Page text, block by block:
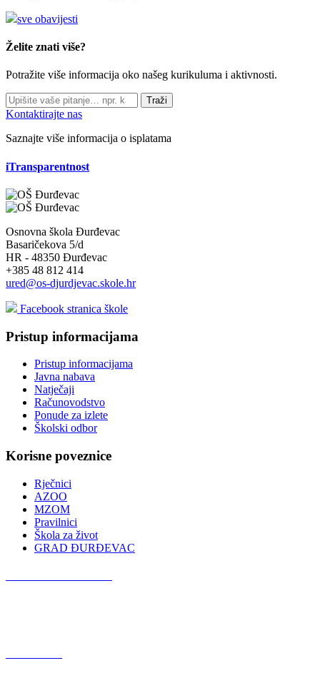
sve obavijesti
Želite znati više?
Potražite više informacija oko našeg kurikuluma i aktivnosti.
Traži
Kontaktirajte nas
Saznajte više informacija o isplatama
iTransparentnost
Osnovna škola Đurđevac
Basaričekova 5/d
HR - 48350 Đurđevac
+385 48 812 414
ured@os-djurdjevac.skole.hr
Facebook stranica škole
Pristup informacijama
Pristup informacijama
Javna nabava
Natječaji
Računovodstvo
Ponude za izlete
Školski odbor
Korisne poveznice
Rječnici
AZOO
MZOM
Pravilnici
Škola za život
GRAD ĐURĐEVAC